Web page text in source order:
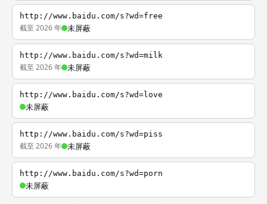
http://www.baidu.com/s?wd=free
截至 2026 年 未屏蔽
http://www.baidu.com/s?wd=milk
截至 2026 年 未屏蔽
http://www.baidu.com/s?wd=love
未屏蔽
http://www.baidu.com/s?wd=piss
截至 2026 年 未屏蔽
http://www.baidu.com/s?wd=porn
未屏蔽